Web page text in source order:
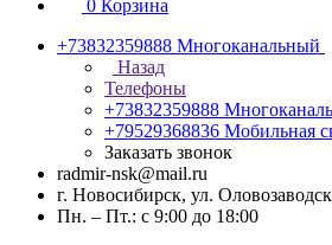
0 Корзина
+73832359888 Многоканальный
Назад
Телефоны
+73832359888
+79529368836 Мобильная
Заказать звонок
radmir-nsk@mail.ru
г. Новосибирск, ул.
Пн. – Пт.: с 9:00 до 18:00